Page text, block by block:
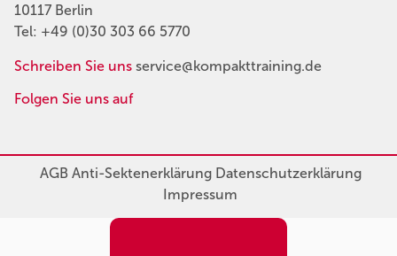
10117 Berlin
Tel: +49 (0)30 303 66 5770
Schreiben Sie uns service@kompakttraining.de
Folgen Sie uns auf
AGBAnti-SektenerklärungDatenschutzerklärung
Impressum